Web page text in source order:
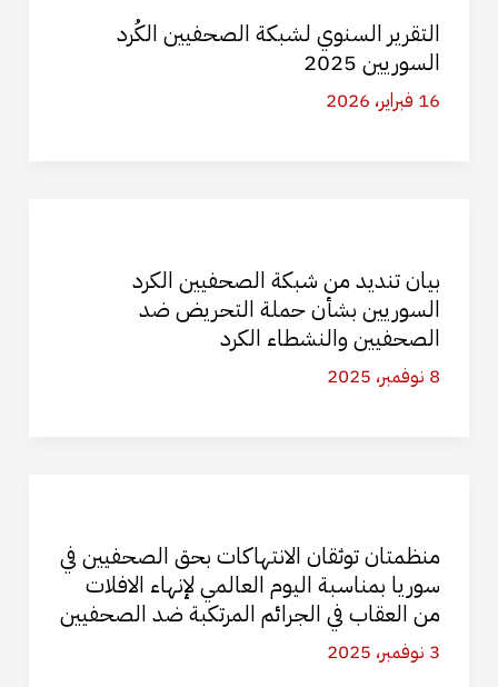
التقرير السنوي لشبكة الصحفيين الكُرد
السوريين 2025
16 فبراير، 2026
بيان تنديد من شبكة الصحفيين الكرد
السوريين بشأن حملة التحريض ضد
الصحفيين والنشطاء الكرد
8 نوفمبر، 2025
منظمتان توثقان الانتهاكات بحق الصحفيين في
سوريا بمناسبة اليوم العالمي لإنهاء الافلات
من العقاب في الجرائم المرتكبة ضد الصحفيين
3 نوفمبر، 2025